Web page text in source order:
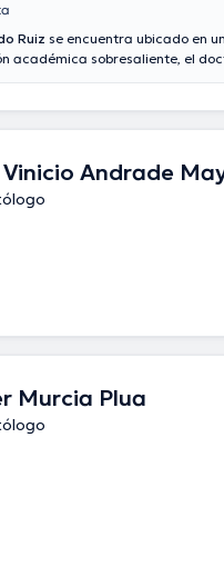
Ruiz se encuentra ubicado en
académica sobresaliente, el
ediciones.
Vinicio Andrade
Murcia Plua